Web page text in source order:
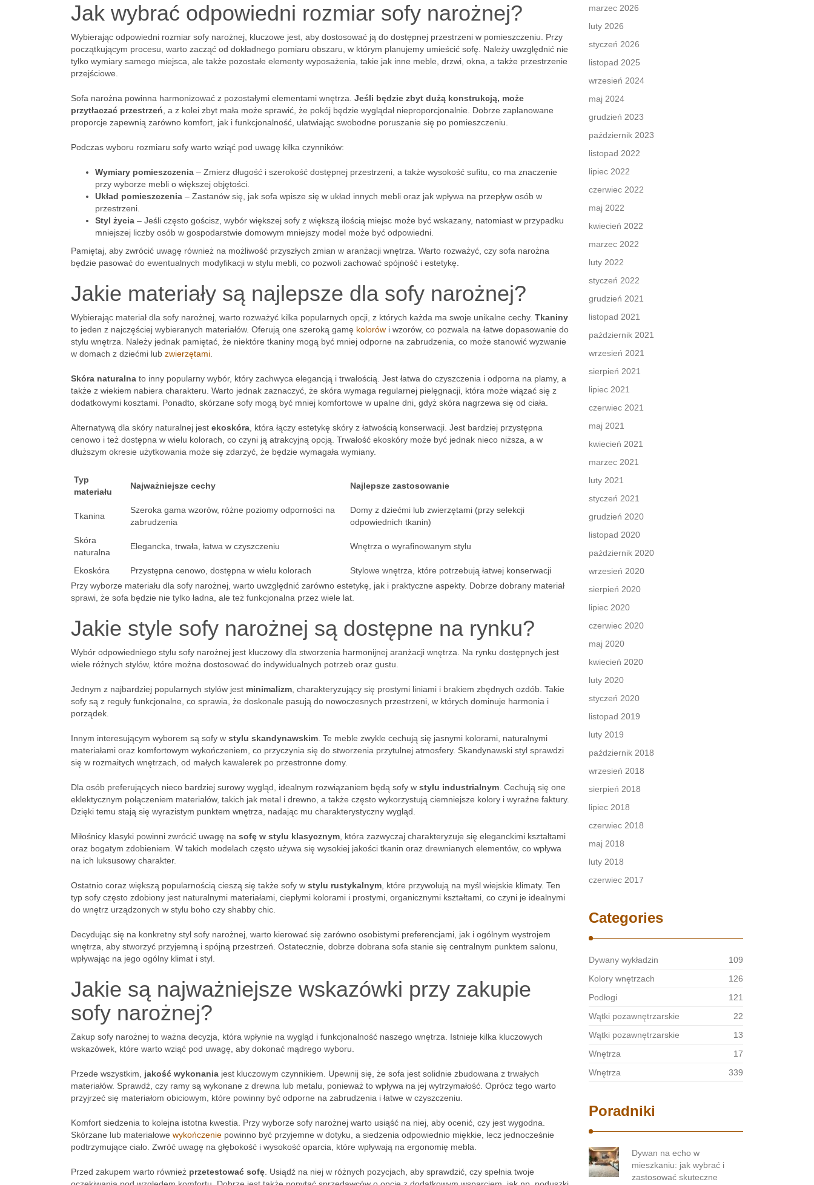
Jak wybrać odpowiedni rozmiar sofy narożnej?
Wybierając odpowiedni rozmiar sofy narożnej, kluczowe jest, aby dostosować ją do dostępnej przestrzeni w pomieszczeniu. Przy
początkującym procesu, warto zacząć od dokładnego pomiaru obszaru, w którym planujemy umieścić sofę. Należy uwzględnić nie
tylko wymiary samego miejsca, ale także pozostałe elementy wyposażenia, takie jak inne meble, drzwi, okna, a także przestrzenie
przejściowe.
Sofa narożna powinna harmonizować z pozostałymi elementami wnętrza. Jeśli będzie zbyt dużą konstrukcją, może
przytłaczać przestrzeń , a z kolei zbyt mała może sprawić, że pokój będzie wyglądał nieproporcjonalnie. Dobrze zaplanowane
proporcje zapewnią zarówno komfort, jak i funkcjonalność, ułatwiając swobodne poruszanie się po pomieszczeniu.
Podczas wyboru rozmiaru sofy warto wziąć pod uwagę kilka czynników:
Wymiary pomieszczenia – Zmierz długość i szerokość dostępnej przestrzeni, a także wysokość sufitu, co ma znaczenie
przy wyborze mebli o większej objętości.
Układ pomieszczenia – Zastanów się, jak sofa wpisze się w układ innych mebli oraz jak wpływa na przepływ osób w
przestrzeni.
Styl życia – Jeśli często gościsz, wybór większej sofy z większą ilością miejsc może być wskazany, natomiast w przypadku
mniejszej liczby osób w gospodarstwie domowym mniejszy model może być odpowiedni.
Pamiętaj, aby zwrócić uwagę również na możliwość przyszłych zmian w aranżacji wnętrza. Warto rozważyć, czy sofa narożna
będzie pasować do ewentualnych modyfikacji w stylu mebli, co pozwoli zachować spójność i estetykę.
Jakie materiały są najlepsze dla sofy narożnej?
Wybierając materiał dla sofy narożnej, warto rozważyć kilka popularnych opcji, z których każda ma swoje unikalne cechy. Tkaniny
to jeden z najczęściej wybieranych materiałów. Oferują one szeroką gamę kolorów i wzorów, co pozwala na łatwe dopasowanie do
stylu wnętrza. Należy jednak pamiętać, że niektóre tkaniny mogą być mniej odporne na zabrudzenia, co może stanowić wyzwanie
w domach z dziećmi lub zwierzętami
Skóra naturalna to inny popularny wybór, który zachwyca elegancją i trwałością. Jest łatwa do czyszczenia i odporna na plamy, a
także z wiekiem nabiera charakteru. Warto jednak zaznaczyć, że skóra wymaga regularnej pielęgnacji, która może wiązać się z
dodatkowymi kosztami. Ponadto, skórzane sofy mogą być mniej komfortowe w upalne dni, gdyż skóra nagrzewa się od ciała.
Alternatywą dla skóry naturalnej jest ekoskóra , która łączy estetykę skóry z łatwością konserwacji. Jest bardziej przystępna
cenowo i też dostępna w wielu kolorach, co czyni ją atrakcyjną opcją. Trwałość ekoskóry może być jednak nieco niższa, a w
dłuższym okresie użytkowania może się zdarzyć, że będzie wymagała wymiany.
Typ
materiału
Najważniejsze cechy Najlepsze zastosowanie
Tkanina
Szeroka gama wzorów, różne poziomy odporności na
zabrudzenia
Domy z dziećmi lub zwierzętami (przy selekcji
odpowiednich tkanin)
Skóra
naturalna
Elegancka, trwała, łatwa w czyszczeniu Wnętrza o wyrafinowanym stylu
Ekoskóra Przystępna cenowo, dostępna w wielu kolorach
Stylowe wnętrza, które potrzebują łatwej konserwacji
Przy wyborze materiału dla sofy narożnej, warto uwzględnić zarówno estetykę, jak i praktyczne aspekty. Dobrze dobrany materiał
sprawi, że sofa będzie nie tylko ładna, ale też funkcjonalna przez wiele lat.
Jakie style sofy narożnej są dostępne na rynku?
Wybór odpowiedniego stylu sofy narożnej jest kluczowy dla stworzenia harmonijnej aranżacji wnętrza. Na rynku dostępnych jest
wiele różnych stylów, które można dostosować do indywidualnych potrzeb oraz gustu.
Jednym z najbardziej popularnych stylów jest minimalizm , charakteryzujący się prostymi liniami i brakiem zbędnych ozdób. Takie
sofy są z reguły funkcjonalne, co sprawia, że doskonale pasują do nowoczesnych przestrzeni, w których dominuje harmonia i
porządek.
Innym interesującym wyborem są sofy w stylu skandynawskim . Te meble zwykle cechują się jasnymi kolorami, naturalnymi
materiałami oraz komfortowym wykończeniem, co przyczynia się do stworzenia przytulnej atmosfery. Skandynawski styl sprawdzi
się w rozmaitych wnętrzach, od małych kawalerek po przestronne domy.
Dla osób preferujących nieco bardziej surowy wygląd, idealnym rozwiązaniem będą sofy w stylu industrialnym . Cechują się one
eklektycznym połączeniem materiałów, takich jak metal i drewno, a także często wykorzystują ciemniejsze kolory i wyraźne faktury.
Dzięki temu stają się wyrazistym punktem wnętrza, nadając mu charakterystyczny wygląd.
Miłośnicy klasyki powinni zwrócić uwagę na sofę w stylu klasycznym , która zazwyczaj charakteryzuje się eleganckimi kształtami
oraz bogatym zdobieniem. W takich modelach często używa się wysokiej jakości tkanin oraz drewnianych elementów, co wpływa
na ich luksusowy charakter.
Ostatnio coraz większą popularnością cieszą się także sofy w stylu rustykalnym , które przywołują na myśl wiejskie klimaty. Ten
typ sofy często zdobiony jest naturalnymi materiałami, ciepłymi kolorami i prostymi, organicznymi kształtami, co czyni je idealnymi
do wnętrz urządzonych w stylu boho czy shabby chic.
Decydując się na konkretny styl sofy narożnej, warto kierować się zarówno osobistymi preferencjami, jak i ogólnym wystrojem
wnętrza, aby stworzyć przyjemną i spójną przestrzeń. Ostatecznie, dobrze dobrana sofa stanie się centralnym punktem salonu,
wpływając na jego ogólny klimat i styl.
Jakie są najważniejsze wskazówki przy zakupie
sofy narożnej?
Zakup sofy narożnej to ważna decyzja, która wpłynie na wygląd i funkcjonalność naszego wnętrza. Istnieje kilka kluczowych
wskazówek, które warto wziąć pod uwagę, aby dokonać mądrego wyboru.
Przede wszystkim, jakość wykonania jest kluczowym czynnikiem. Upewnij się, że sofa jest solidnie zbudowana z trwałych
materiałów. Sprawdź, czy ramy są wykonane z drewna lub metalu, ponieważ to wpływa na jej wytrzymałość. Oprócz tego warto
przyjrzeć się materiałom obiciowym, które powinny być odporne na zabrudzenia i łatwe w czyszczeniu.
Komfort siedzenia to kolejna istotna kwestia. Przy wyborze sofy narożnej warto usiąść na niej, aby ocenić, czy jest wygodna.
Skórzane lub materiałowe wykończenie powinno być przyjemne w dotyku, a siedzenia odpowiednio miękkie, lecz jednocześnie
podtrzymujące ciało. Zwróć uwagę na głębokość i wysokość oparcia, które wpływają na ergonomię mebla.
Przed zakupem warto również przetestować sofę . Usiądź na niej w różnych pozycjach, aby sprawdzić, czy spełnia twoje
marzec 2026
luty 2026
styczeń 2026
listopad 2025
wrzesień 2024
maj 2024
grudzień 2023
październik 2023
listopad 2022
lipiec 2022
czerwiec 2022
maj 2022
kwiecień 2022
marzec 2022
luty 2022
styczeń 2022
grudzień 2021
listopad 2021
październik 2021
wrzesień 2021
sierpień 2021
lipiec 2021
czerwiec 2021
maj 2021
kwiecień 2021
marzec 2021
luty 2021
styczeń 2021
grudzień 2020
listopad 2020
październik 2020
wrzesień 2020
sierpień 2020
lipiec 2020
czerwiec 2020
maj 2020
kwiecień 2020
luty 2020
styczeń 2020
listopad 2019
luty 2019
październik 2018
wrzesień 2018
sierpień 2018
lipiec 2018
czerwiec 2018
maj 2018
luty 2018
czerwiec 2017
Categories
Dywany wykładzin
109
Kolory wnętrzach
126
Podłogi
121
Wątki pozawnętrzarskie
22
Wątki pozawnętrzarskie
13
Wnętrza
17
Wnętrza
339
Poradniki
Dywan na echo w
mieszkaniu: jak wybrać i
zastosować skuteczne